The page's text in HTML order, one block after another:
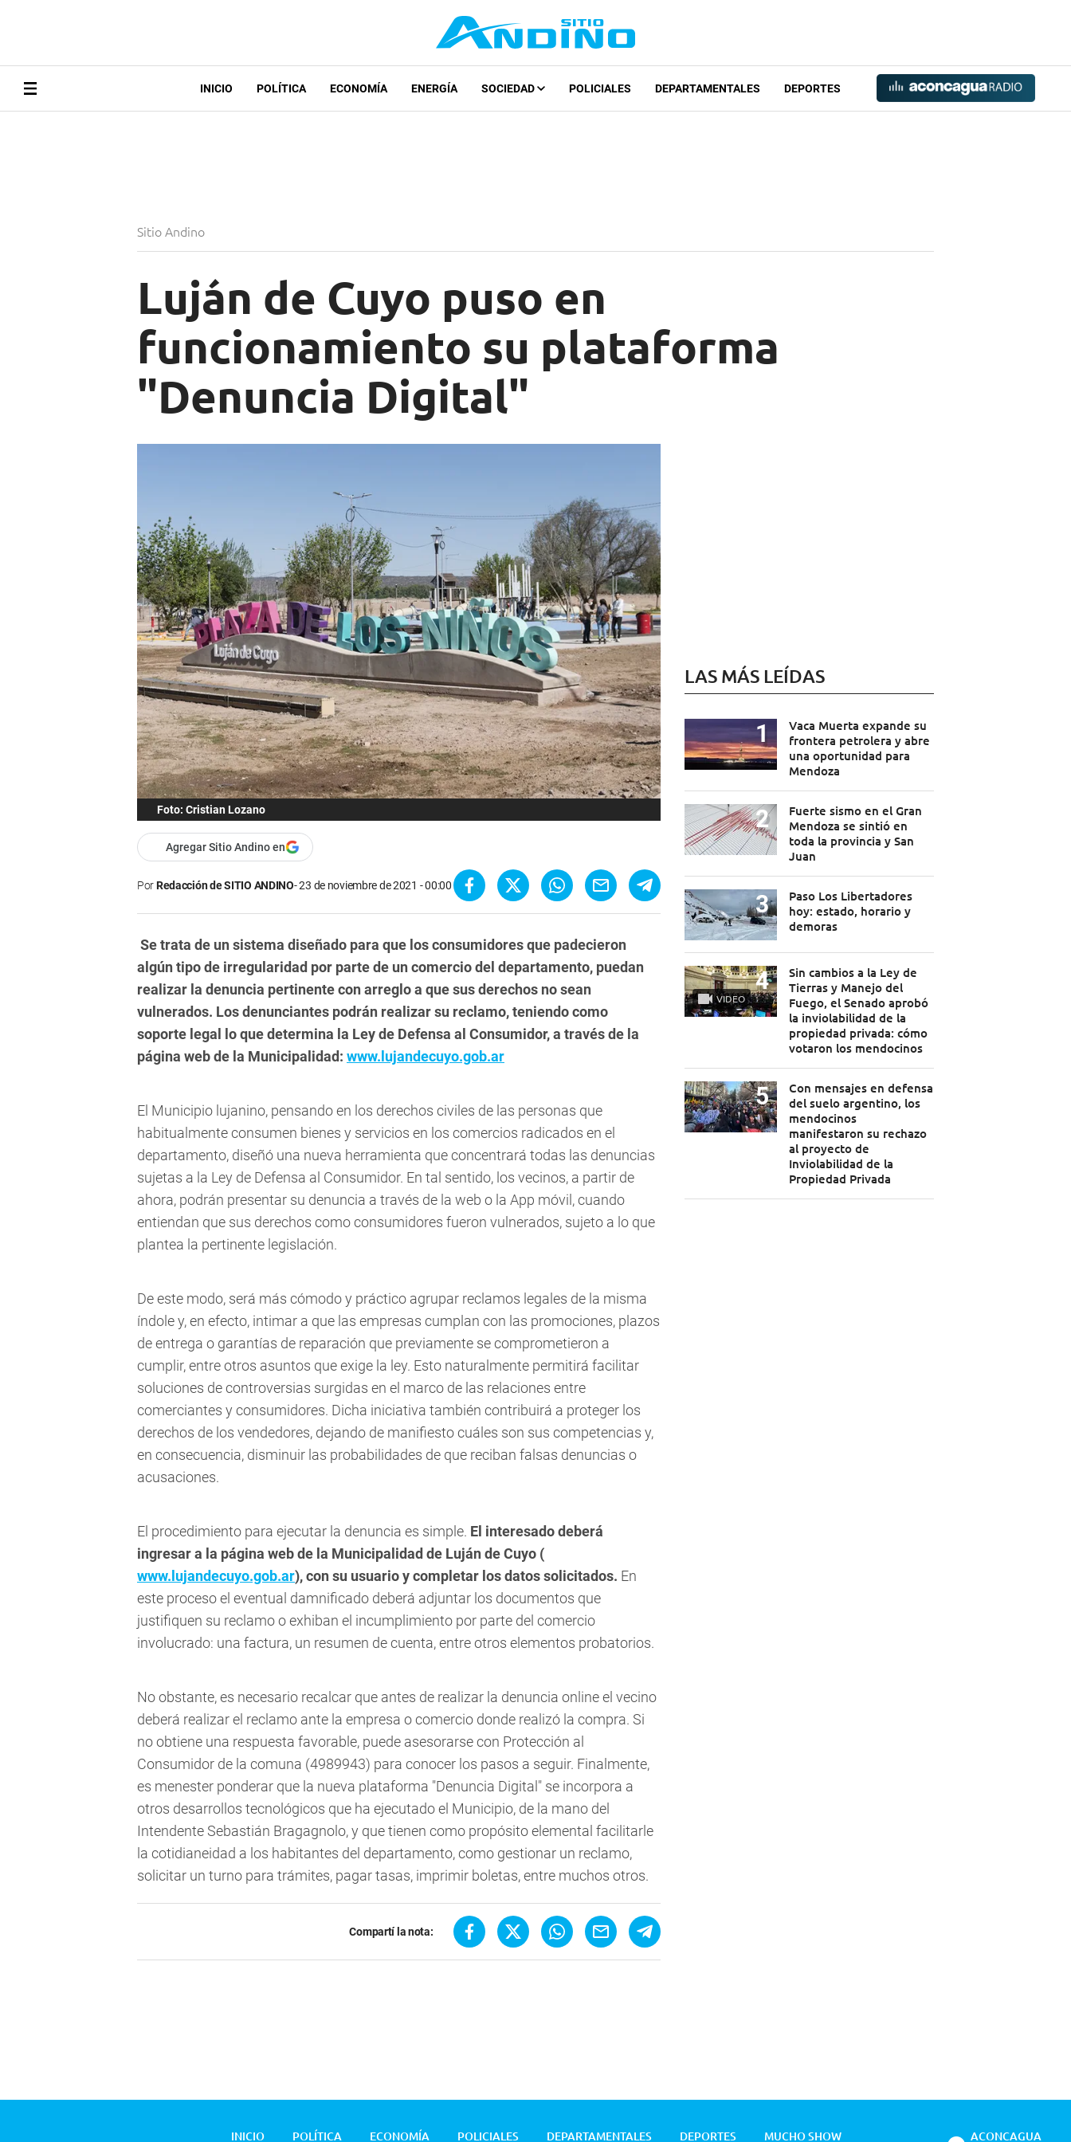
INICIO POLÍTICA ECONOMÍA ENERGÍA SOCIEDAD POLICIALES DEPARTAMENTALES DEPORTES
Sitio Andino
Luján de Cuyo puso en
funcionamiento su plataforma
"Denuncia Digital"
Foto: Cristian Lozano
Agregar Sitio Andino en
PorRedacción de SITIO ANDINO 23 de noviembre de 2021 - 00:00
Se trata de un sistema diseñado para que los consumidores que padecieron
algún tipo de irregularidad por parte de un comercio del departamento, puedan
realizar la denuncia pertinente con arreglo a que sus derechos no sean
vulnerados. Los denunciantes podrán realizar su reclamo, teniendo como
soporte legal lo que determina la Ley de Defensa al Consumidor, a través de la
página web de la Municipalidad: www.lujandecuyo.gob.ar
El Municipio lujanino, pensando en los derechos civiles de las personas que
habitualmente consumen bienes y servicios en los comercios radicados en el
departamento, diseñó una nueva herramienta que concentrará todas las denuncias
sujetas a la Ley de Defensa al Consumidor. En tal sentido, los vecinos, a partir de
ahora, podrán presentar su denuncia a través de la web o la App móvil, cuando
entiendan que sus derechos como consumidores fueron vulnerados, sujeto a lo que
plantea la pertinente legislación.
De este modo, será más cómodo y práctico agrupar reclamos legales de la misma
índole y, en efecto, intimar a que las empresas cumplan con las promociones, plazos
de entrega o garantías de reparación que previamente se comprometieron a
cumplir, entre otros asuntos que exige la ley. Esto naturalmente permitirá facilitar
soluciones de controversias surgidas en el marco de las relaciones entre
comerciantes y consumidores. Dicha iniciativa también contribuirá a proteger los
derechos de los vendedores, dejando de manifiesto cuáles son sus competencias y,
en consecuencia, disminuir las probabilidades de que reciban falsas denuncias o
acusaciones.
El procedimiento para ejecutar la denuncia es simple. El interesado deberá
ingresar a la página web de la Municipalidad de Luján de Cuyo (
www.lujandecuyo.gob.ar), con su usuario y completar los datos solicitados. En
este proceso el eventual damnificado deberá adjuntar los documentos que
justifiquen su reclamo o exhiban el incumplimiento por parte del comercio
involucrado: una factura, un resumen de cuenta, entre otros elementos probatorios.
No obstante, es necesario recalcar que antes de realizar la denuncia online el vecino
deberá realizar el reclamo ante la empresa o comercio donde realizó la compra. Si
no obtiene una respuesta favorable, puede asesorarse con Protección al
Consumidor de la comuna (4989943) para conocer los pasos a seguir. Finalmente,
es menester ponderar que la nueva plataforma "Denuncia Digital" se incorpora a
otros desarrollos tecnológicos que ha ejecutado el Municipio, de la mano del
Intendente Sebastián Bragagnolo, y que tienen como propósito elemental facilitarle
la cotidianeidad a los habitantes del departamento, como gestionar un reclamo,
solicitar un turno para trámites, pagar tasas, imprimir boletas, entre muchos otros.
Compartí la nota:
LAS MÁS LEÍDAS
Vaca Muerta expande su
frontera petrolera y abre
una oportunidad para
Mendoza
Fuerte sismo en el Gran
Mendoza se sintió en
toda la provincia y San
Juan
Paso Los Libertadores
hoy: estado, horario y
demoras
VIDEO
Sin cambios a la Ley de
Tierras y Manejo del
Fuego, el Senado aprobó
la inviolabilidad de la
propiedad privada: cómo
votaron los mendocinos
Con mensajes en defensa
del suelo argentino, los
mendocinos
manifestaron su rechazo
al proyecto de
Inviolabilidad de la
Propiedad Privada
INICIO POLÍTICA ECONOMÍA POLICIALES DEPARTAMENTALES DEPORTES MUCHO SHOW ACONCAGUA